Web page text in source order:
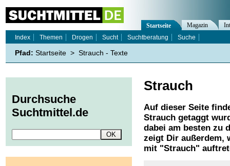
Strauch
Auf dieser Seite
Strauch getaggt
dabei am besten zu
zeigt Dir außerdem,
mit "Strauch"
Startseite Magazin
Index
Themen Drogen Sucht Suchtberatung Suche
Pfad: Startseite > Strauch - Texte
Durchsuche
Suchtmittel.de